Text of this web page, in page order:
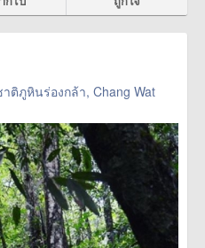
ภูหินร่องกล้า, Chang Wat